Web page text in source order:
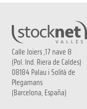
Calle Joiers ,17 nave 8
(Pol. Ind. Riera de Caldes)
08184 Palau i Solità de
Plegamans
(Barcelona, España)